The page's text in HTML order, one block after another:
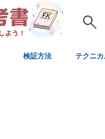
検証方法 テクニ